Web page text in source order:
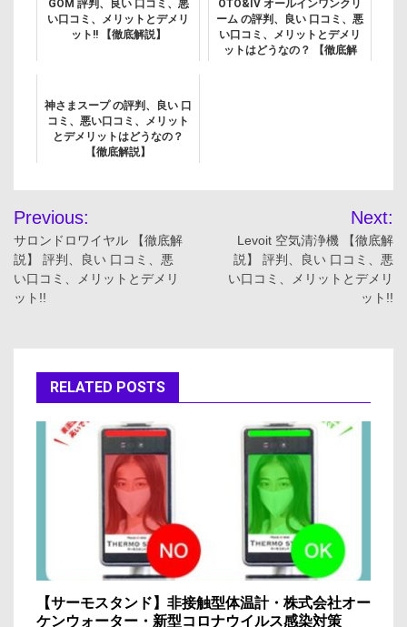
GOM 評判、良い 口コミ、悪
い口コミ、メリットとデメリ
ット!! 【徹底解説】
OTO&IV オールインワンクリ
ーム の評判、良い 口コミ、悪
い口コミ、メリットとデメリ
ットはどうなの？ 【徹底解
神さまスープ の評判、良い 口
コミ、悪い口コミ、メリット
とデメリットはどうなの？
【徹底解説】
投
稿
ナ
ー
シ
Previous:
サロンドロワイヤル 【徹底解
説】 評判、良い 口コミ、悪
い口コミ、メリットとデメリ
ット!!
Next:
Levoit 空気清浄機 【徹底解
説】 評判、良い 口コミ、悪
い口コミ、メリットとデメリ
ット!!
RELATED POSTS
【サーモスタンド】非接触型体温計・株式会社オー
ケンウォーター・新型コロナウイルス感染対策